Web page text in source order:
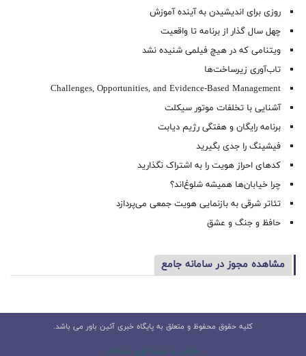
روزی برای اندیشیدن به آینده آموزش
چهل سال گذار از برنامه تا واقعیت
ویتنامی که در هیچ فیلمی شنیده نشد
تاب‌آوری زیرساخت‌ها
Challenges, Opportunities, and Evidence-Based Management
آشنایی با تخلفات موتور سیکلت
برنامه رایگان و هفتگی رژیم دیابت
فیشینگ را جدی بگیرید
کدهای احراز هویت را به اشتراک نگذارید
چرا خیابان‌ها همیشه شلوغ‌اند؟
تئاتر شرقی به بازنمایی هویت جمعی می‌پردازد
حافظ و جنگ و عشق
مشاهده مجوز در سامانه جامع
کلیه حقوق محفوظ و متعلق به پایگاه خبری آئین باور می باشد.
طراحی و تولید البرز سامانه